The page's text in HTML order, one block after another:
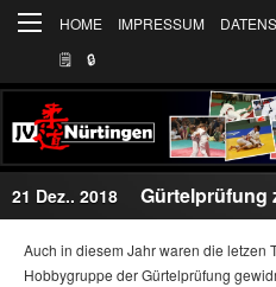
HOME IMPRESSUM
🗒
🔒︎
21 Dez.. 2018 Gürtelprüfung
Auch in diesem Jahr waren die letzen
Hobbygruppe der Gürtelprüfung